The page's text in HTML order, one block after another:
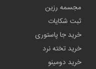
مجسمه رزین
ثبت شکایات
خرید جا پاستوری
خرید تخته نرد
خرید دومینو